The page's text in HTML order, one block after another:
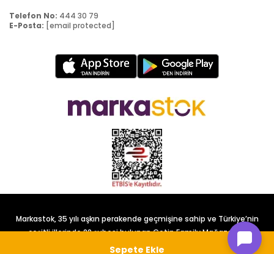
Telefon No: 444 30 79
E-Posta: [email protected]
Markastok, 35 yılı aşkın perakende geçmişine sahip ve Türkiye’nin
çeşitli illerinde 22 şubesi bulunan Çetin Family Mağazacılık
tarafından kurulmuştur.